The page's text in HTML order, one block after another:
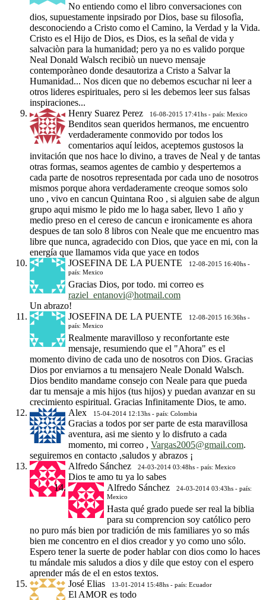
No entiendo como el libro conversaciones con
dios, supuestamente inpsirado por Dios, base su filosofìa,
desconociendo a Cristo como el Camino, la Verdad y la Vida.
Cristo es el Hijo de Dios, es Dios, es la señal de vida y
salvaciòn para la humanidad; pero ya no es valido porque
Neal Donald Walsch recibiò un nuevo mensaje
contemporàneo donde desautoriza a Cristo a Salvar la
Humanidad... Nos dicen que no debemos escuchar ni leer a
otros lideres espirituales, pero si les debemos leer sus falsas
inspiraciones...
Henry Suarez Perez
16-08-2015 17:41hs - país: Mexico
Benditos sean queridos hermanos, me encuentro
verdaderamente conmovido por todos los
comentarios aquí leidos, aceptemos gustosos la
invitación que nos hace lo divino, a traves de Neal y de tantas
otras formas, seamos agentes de cambio y despertemos a
cada parte de nosotros representada por cada uno de nosotros
mismos porque ahora verdaderamente creoque somos solo
uno , vivo en cancun Quintana Roo , si alguien sabe de algun
grupo aqui mismo le pido me lo haga saber, llevo 1 año y
medio preso en el cereso de cancun e ironicamente es ahora
despues de tan solo 8 libros con Neale que me encuentro mas
libre que nunca, agradecido con Dios, que yace en mi, con la
energía que llamamos vida que yace en todos
JOSEFINA DE LA PUENTE
12-08-2015 16:40hs -
país: Mexico
Gracias Dios, por todo. mi correo es
raziel_entanovi@hotmail.com
Un abrazo!
JOSEFINA DE LA PUENTE
12-08-2015 16:36hs -
país: Mexico
Realmente maravilloso y reconfortante este
mensaje, resumiendo que el "Ahora" es el
momento divino de cada uno de nosotros con Dios. Gracias
Dios por enviarnos a tu mensajero Neale Donald Walsch.
Dios bendito mandame consejo con Neale para que pueda
dar tu mensaje a mis hijos (tus hijos) y puedan avanzar en su
crecimiento espiritual. Gracias Infinitamente Dios, te amo.
Alex
15-04-2014 12:13hs - país: Colombia
Gracias a todos por ser parte de esta maravillosa
aventura, asi me siento y lo disfruto a cada
momento, mi correo , Vargas2005@gmail.com.
seguiremos en contacto ,saludos y abrazos ¡
Alfredo Sánchez
24-03-2014 03:48hs - país: Mexico
Dios te amo tu ya lo sabes
Alfredo Sánchez
24-03-2014 03:43hs - país:
Mexico
Hasta qué grado puede ser real la biblia
para su comprencion soy católico pero
no puro más bien por tradición de mis familiares yo so más
bien me concentro en el dios creador y yo como uno sólo.
Espero tener la suerte de poder hablar con dios como lo haces
tu mándale mis saludos a dios y dile que estoy con el espero
aprender más de el en estos textos.
José Elias
13-01-2014 15:48hs - país: Ecuador
El AMOR es todo